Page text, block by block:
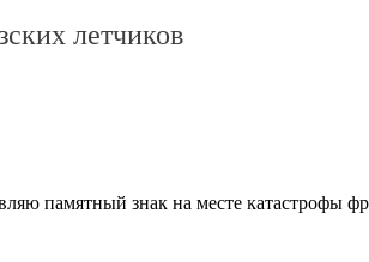
летчиков
памятный знак на месте катастрофы